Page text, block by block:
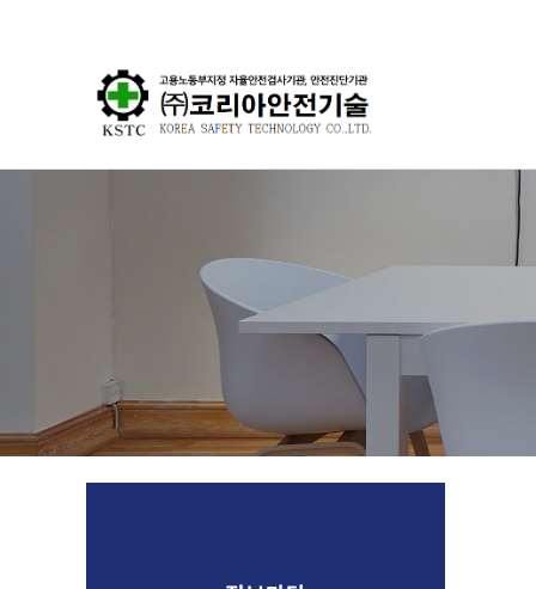
하위분류 하위분류